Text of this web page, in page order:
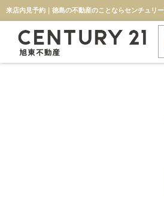
来店内見予約｜徳島の不動産のことならセンチュリ